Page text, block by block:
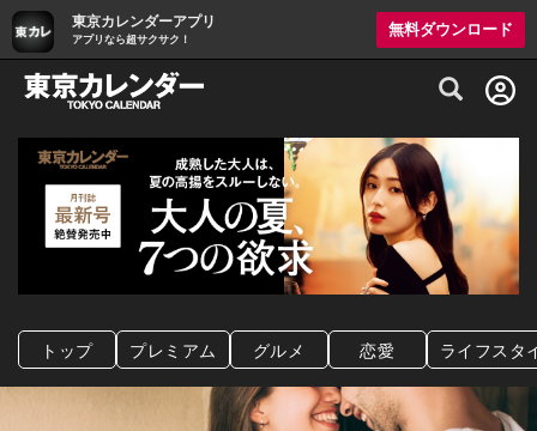
東京カレンダーアプリ
アプリなら超サクサク！
無料ダウンロード
グルメ情報・プレミアムレストラン予約
トップ プレミアム グルメ 恋愛 ライフスタ